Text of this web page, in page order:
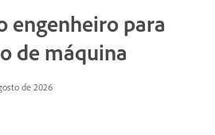
engenheiro para
de máquina
de 2026